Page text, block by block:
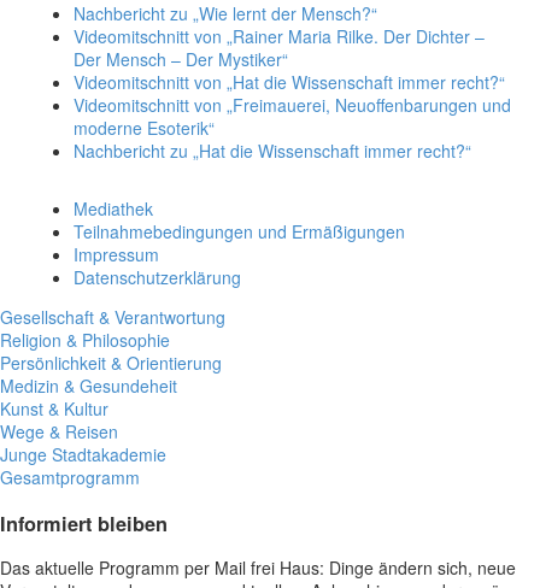
Nachbericht zu „Wie lernt der Mensch?“
Videomitschnitt von „Rainer Maria Rilke. Der Dichter –
Der Mensch – Der Mystiker“
Videomitschnitt von „Hat die Wissenschaft immer recht?“
Videomitschnitt von „Freimauerei, Neuoffenbarungen und
moderne Esoterik“
Nachbericht zu „Hat die Wissenschaft immer recht?“
Mediathek
Teilnahmebedingungen und Ermäßigungen
Impressum
Datenschutzerklärung
Gesellschaft & Verantwortung
Religion & Philosophie
Persönlichkeit & Orientierung
Medizin & Gesundeheit
Kunst & Kultur
Wege & Reisen
Junge Stadtakademie
Gesamtprogramm
Informiert bleiben
Das aktuelle Programm per Mail frei Haus: Dinge ändern sich, neue